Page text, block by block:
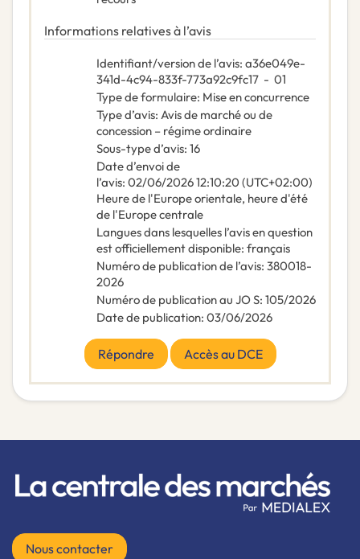
Informations relatives à l’avis
Identifiant/version de l’avis: a36e049e-
341d-4c94-833f-773a92c9fc17 - 01
Type de formulaire: Mise en concurrence
Type d’avis: Avis de marché ou de
concession – régime ordinaire
Sous-type d’avis: 16
Date d’envoi de
l’avis: 02/06/202612:10:20 (UTC+02:00)
Heure de l'Europe orientale, heure d'été
de l'Europe centrale
Langues dans lesquelles l’avis en question
est officiellement disponible: français
Numéro de publication de l’avis: 380018-
2026
Numéro de publication au JO S: 105/2026
Date de publication: 03/06/2026
Répondre Accès au DCE
Nous contacter